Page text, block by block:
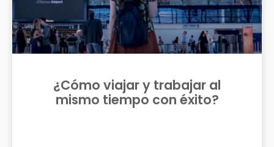
¿Cómo viajar y trabajar al
mismo tiempo con éxito?